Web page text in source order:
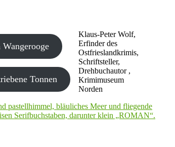
Klaus-Peter Wolf,
Erfinder des
Ostfrieslandkrimis,
Schriftsteller,
Drehbuchautor ,
Krimimuseum
Norden
Tonnen